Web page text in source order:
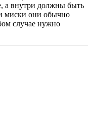
а внутри должны быть
миски они обычно
случае нужно